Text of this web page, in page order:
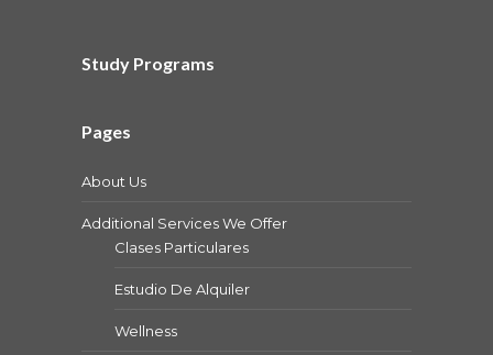
Study Programs
Pages
About Us
Additional Services We Offer
Clases Particulares
Estudio De Alquiler
Wellness